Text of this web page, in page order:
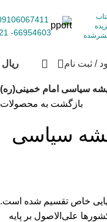
66954603- 021
/ ثبت نام ریال
سیاسی امام خمینی(ره)
بازگشت به محصولات
سیاسی
خاص تقسیم شده‌ است.
علی‌الاصول بر پایه